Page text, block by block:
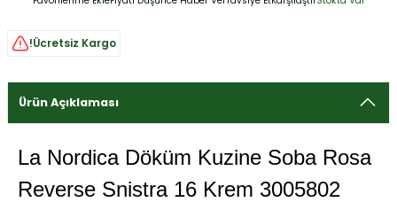
!Ücretsiz Kargo
Ürün Açıklaması
La Nordica Döküm Kuzine Soba Rosa
Reverse Snistra 16 Krem 3005802